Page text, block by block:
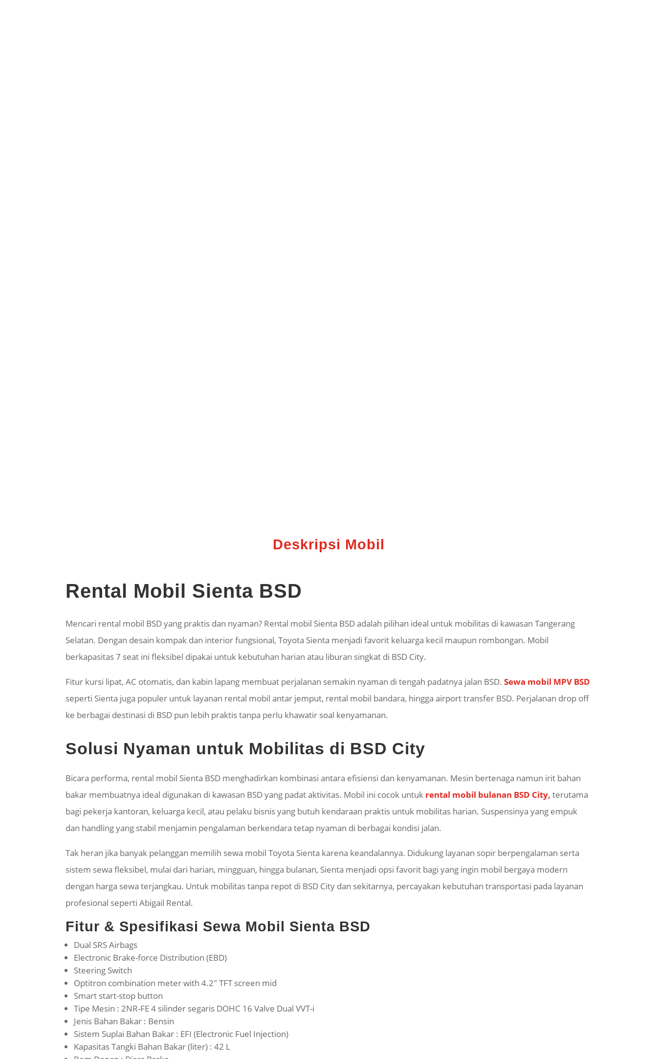
Deskripsi Mobil
Rental Mobil Sienta BSD
Mencari rental mobil BSD yang praktis dan nyaman? Rental mobil Sienta BSD adalah pilihan ideal untuk mobilitas di kawasan Tangerang
Selatan. Dengan desain kompak dan interior fungsional, Toyota Sienta menjadi favorit keluarga kecil maupun rombongan. Mobil
berkapasitas 7 seat ini fleksibel dipakai untuk kebutuhan harian atau liburan singkat di BSD City.
Fitur kursi lipat, AC otomatis, dan kabin lapang membuat perjalanan semakin nyaman di tengah padatnya jalan BSD.Sewa mobil MPV BSD
seperti Sienta juga populer untuk layanan rental mobil antar jemput, rental mobil bandara, hingga airport transfer BSD. Perjalanan drop off
ke berbagai destinasi di BSD pun lebih praktis tanpa perlu khawatir soal kenyamanan.
Solusi Nyaman untuk Mobilitas di BSD City
Bicara performa, rental mobil Sienta BSD menghadirkan kombinasi antara efisiensi dan kenyamanan. Mesin bertenaga namun irit bahan
bakar membuatnya ideal digunakan di kawasan BSD yang padat aktivitas. Mobil ini cocok untuk rental mobil bulanan BSD City, terutama
bagi pekerja kantoran, keluarga kecil, atau pelaku bisnis yang butuh kendaraan praktis untuk mobilitas harian. Suspensinya yang empuk
dan handlingyang stabil menjamin pengalaman berkendara tetap nyaman di berbagai kondisi jalan.
Tak heran jika banyak pelanggan memilih sewa mobil Toyota Sienta karena keandalannya. Didukung layanan sopir berpengalaman serta
sistem sewa fleksibel, mulai dari harian, mingguan, hingga bulanan, Sienta menjadi opsi favorit bagi yang ingin mobil bergaya modern
dengan harga sewa terjangkau. Untuk mobilitas tanpa repot di BSD City dan sekitarnya, percayakan kebutuhan transportasi pada layanan
profesional seperti Abigail Rental.
Fitur & Spesifikasi Sewa Mobil Sienta BSD
Dual SRS Airbags
Electronic Brake-force Distribution (EBD)
Steering Switch
Optitron combination meter with 4.2″ TFT screen mid
Smart start-stop button
Tipe Mesin : 2NR-FE 4 silinder segaris DOHC 16 Valve Dual VVT-i
Jenis Bahan Bakar : Bensin
Sistem Suplai Bahan Bakar : EFI (Electronic Fuel Injection)
Kapasitas Tangki Bahan Bakar (liter) : 42 L